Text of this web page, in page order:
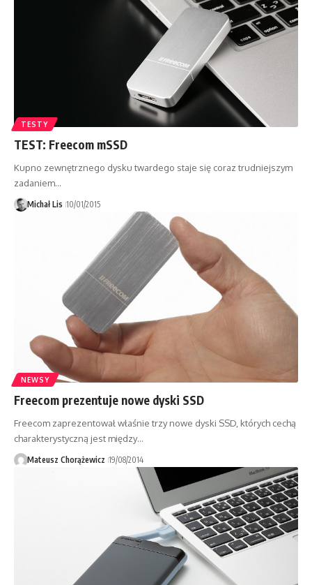
TESTY
TEST: Freecom mSSD
Kupno zewnętrznego dysku twardego staje się coraz trudniejszym
zadaniem...
Michał Lis 10/01/2015
NEWSY
Freecom prezentuje nowe dyski SSD
Freecom zaprezentował właśnie trzy nowe dyski SSD, których cechą
charakterystyczną jest między…
Mateusz Chorążewicz 19/08/2014